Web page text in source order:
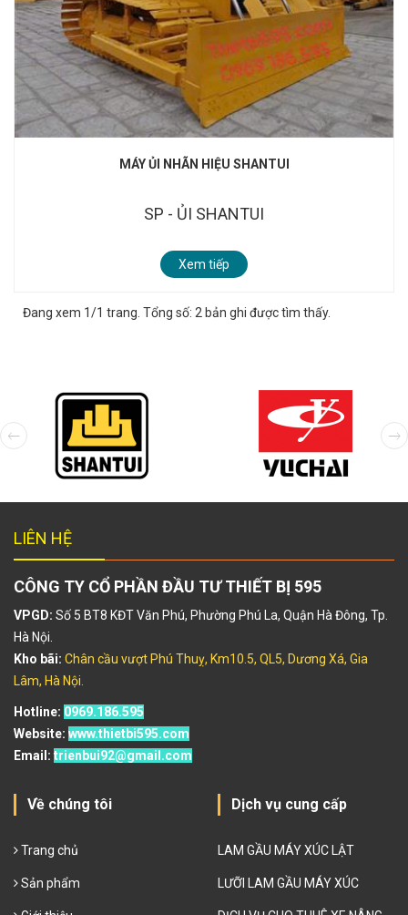
MÁY ỦI NHÃN HIỆU SHANTUI
SP - ỦI SHANTUI
Xem tiếp
Đang xem 1/1 trang. Tổng số: 2 bản ghi được tìm thấy.
LIÊN HỆ
CÔNG TY CỔ PHẦN ĐẦU TƯ THIẾT BỊ 595
VPGD: Số 5 BT8 KĐT Văn Phú, Phường Phú La, Quận Hà Đông, Tp.
Hà Nội.
Kho bãi: Chân cầu vượt Phú Thuỵ, Km10.5, QL5, Dương Xá, Gia
Lâm, Hà Nội.
Hotline: 0969.186.595
Website: www.thietbi595.com
Email: trienbui92@gmail.com
Về chúng tôi
Trang chủ
Sản phẩm
Dịch vụ cung cấp
LAM GẦU MÁY XÚC LẬT
LƯỠI LAM GẦU MÁY XÚC